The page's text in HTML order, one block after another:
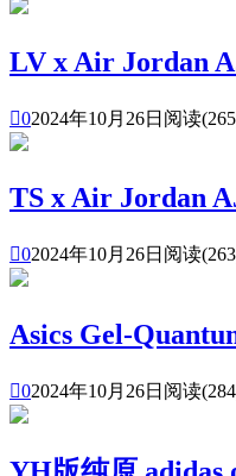
LV x Air Jordan
02024年10月26日 阅读
TS x Air Jordan
02024年10月26日 阅读
Asics Gel-
02024年10月26日 阅读